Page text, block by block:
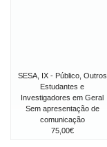
SESA, IX - Público, Outros
Estudantes e
Investigadores em Geral
Sem apresentação de
comunicação
75,00€